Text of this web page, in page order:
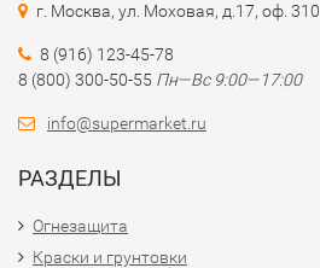
г. Москва, ул. Моховая, д.17, оф. 310
8 (916) 123-45-78
8 (800) 300-50-55 Пн—Вс 9:00—17:00
info@supermarket.ru
РАЗДЕЛЫ
Огнезащита
Краски и грунтовки